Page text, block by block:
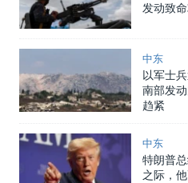
发动致
中东
以军士
南部发
趋紧
中东
特朗普
之际，